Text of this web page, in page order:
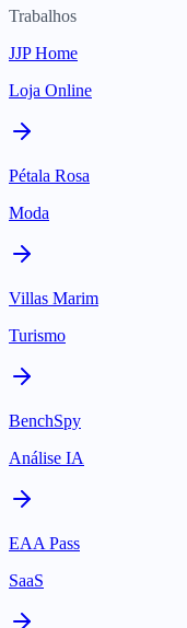
Trabalhos
JJP Home
Loja Online
Pétala Rosa
Moda
Villas Marim
Turismo
BenchSpy
Análise IA
EAA Pass
SaaS